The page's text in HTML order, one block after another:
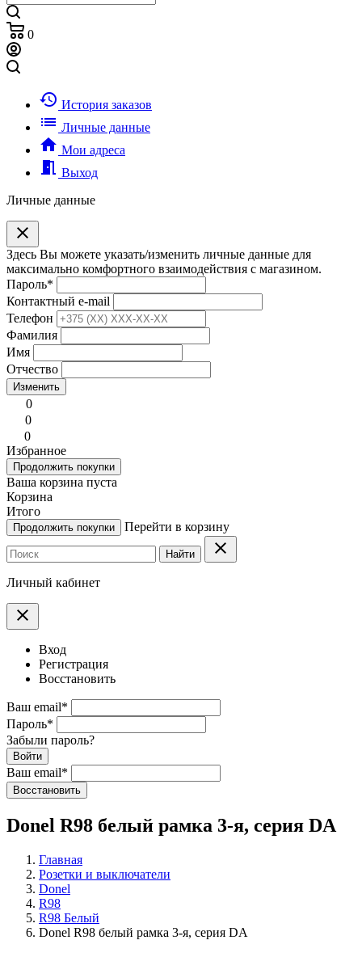
0
history История заказов
list Личные данные
home Мои адреса
meeting_room Выход
Личные данные
clear
Здесь Вы можете указать/изменить личные данные для
максимально комфортного взаимодействия с магазином.
Пароль*
Контактный e-mail
Телефон
Фамилия
Имя
Отчество
Изменить
0
0
0
Избранное
Продолжить покупки
Ваша корзина пуста
Корзина
Итого
Продолжить покупки Перейти в корзину
Найти clear
Личный кабинет
clear
Вход
Регистрация
Восстановить
Ваш email*
Пароль*
Забыли пароль?
Войти
Ваш email*
Воcстановить
Donel R98 белый рамка 3-я, серия DA
Главная
Розетки и выключатели
Donel
R98
R98 Белый
Donel R98 белый рамка 3-я, серия DA